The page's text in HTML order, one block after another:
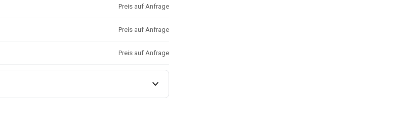
Preis auf Anfrage
Preis auf Anfrage
Preis auf Anfrage